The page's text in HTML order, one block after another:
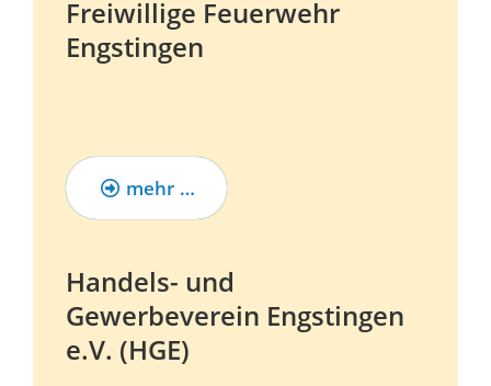
Freiwillige Feuerwehr
Engstingen
mehr …
Handels- und
Gewerbeverein Engstingen
e.V. (HGE)